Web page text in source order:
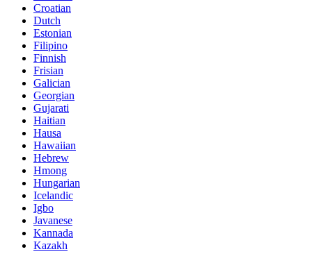
Croatian
Dutch
Estonian
Filipino
Finnish
Frisian
Galician
Georgian
Gujarati
Haitian
Hausa
Hawaiian
Hebrew
Hmong
Hungarian
Icelandic
Igbo
Javanese
Kannada
Kazakh